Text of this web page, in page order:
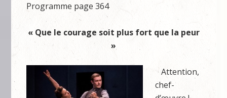
Programme page 364
« Que le courage soit plus fort que la peur
»
Attention,
chef-